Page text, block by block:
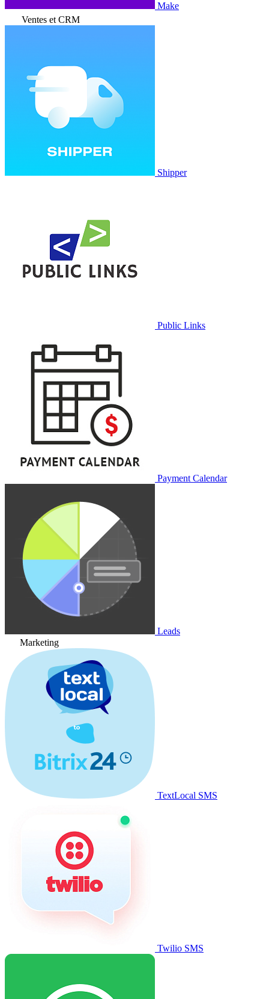
Make
Ventes et CRM
Shipper
Public Links
Payment Calendar
Leads
Marketing
TextLocal SMS
Twilio SMS